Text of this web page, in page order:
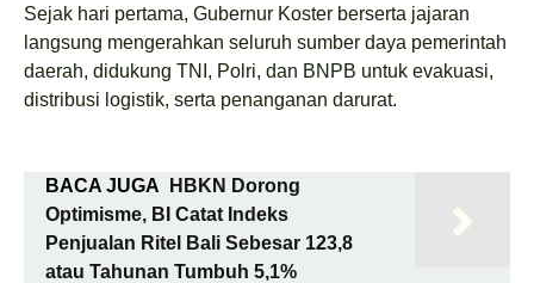
Sejak hari pertama, Gubernur Koster berserta jajaran
langsung mengerahkan seluruh sumber daya pemerintah
daerah, didukung TNI, Polri, dan BNPB untuk evakuasi,
distribusi logistik, serta penanganan darurat.
BACA JUGA
HBKN Dorong
Optimisme, BI Catat Indeks
Penjualan Ritel Bali Sebesar 123,8
atau Tahunan Tumbuh 5,1%